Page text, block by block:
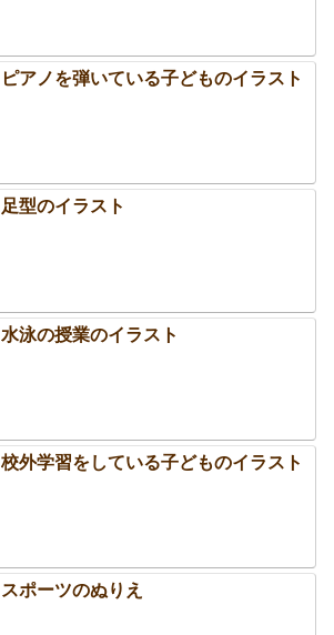
ピアノを弾いている子どものイラスト
足型のイラスト
水泳の授業のイラスト
校外学習をしている子どものイラスト
スポーツのぬりえ